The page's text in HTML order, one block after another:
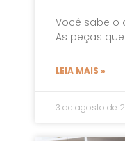
Você sabe o
As peças
LEIA MAIS »
3 de agosto de